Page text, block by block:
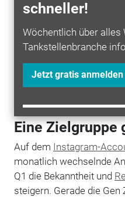
schneller!
Wöchentlich über alles
Tankstellenbranche
Jetzt gratis anmelden
entwickelt, das sowohl
Tankstelle sowie auch
werden kann", fasst
Standorte sind zwar
ähnliches Konzept an
dennoch denkbar", so
Eine Zielgruppe
Auf dem Instagram-
monatlich wechselnde
Q1 die Bekanntheit und
steigern. Gerade die